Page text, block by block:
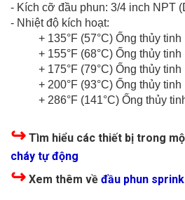
- Kích cỡ đầu phun: 3/4 inch NPT
- Nhiệt độ kích hoạt:
+ 135°F (57°C) Ống thủy tinh
+ 155°F (68°C) Ống thủy tinh
+ 175°F (79°C) Ống thủy tinh
+ 200°F (93°C) Ống thủy
+ 286°F (141°C) Ống thủy
↪ Tìm hiểu các thiết bị trong
cháy tự động
↪ Xem thêm về đầu phun